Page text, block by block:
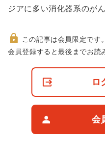
ジアに多い消化器系のが
非
この記事は会員限定です。
会員登録すると最後までお読
ロ
会